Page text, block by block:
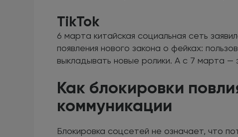
TikTok
6 марта китайская социальная сеть
появления нового закона о фейках:
выкладывать новые ролики. А с 7 марта —
Как блокировки
коммуникации
Блокировка соцсетей не означает, что